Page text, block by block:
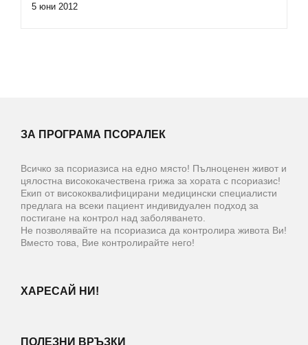
5 юни 2012
ЗА ПРОГРАМА ПСОРАЛЕК
Всичко за псориазиса на едно място! Пълноценен живот и
цялостна висококачествена грижа за хората с псориазис!
Екип от висококвалифицирани медицински специалисти
предлага на всеки пациент индивидуален подход за
постигане на контрол над заболяването.
Не позволявайте на псориазиса да контролира живота Ви!
Вместо това, Вие контролирайте него!
ХАРЕСАЙ НИ!
ПОЛЕЗНИ ВРЪЗКИ